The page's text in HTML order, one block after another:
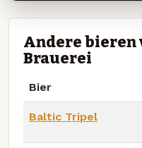
Andere bieren
Brauerei
Bier
Baltic Tripel